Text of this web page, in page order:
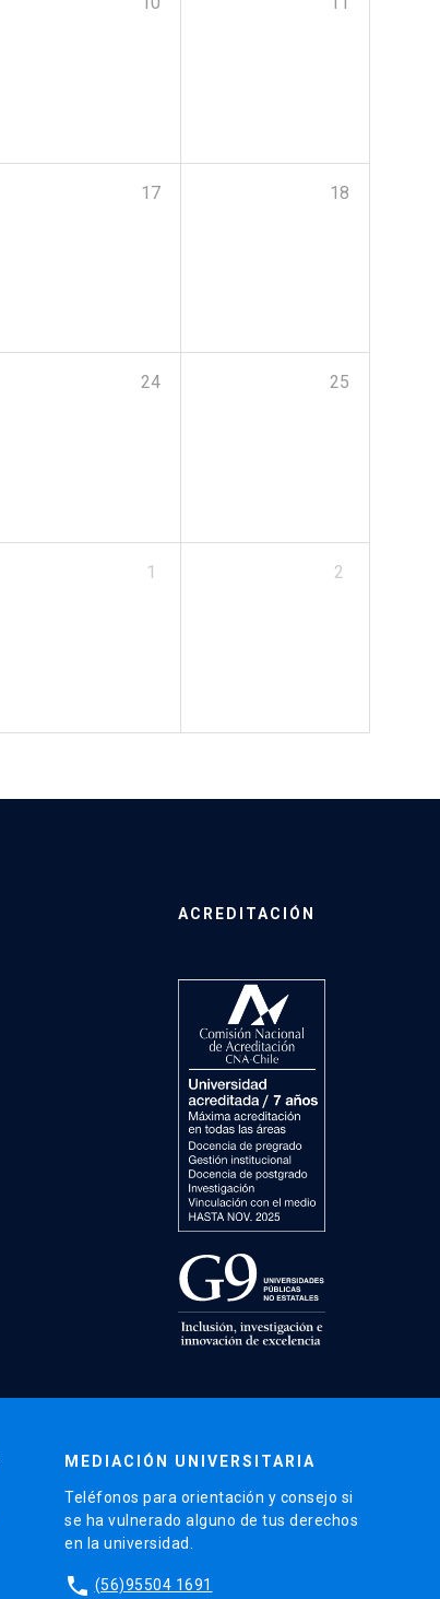
17 18
24 25
1 2
ACREDITACIÓN
MEDIACIÓN UNIVERSITARIA
Teléfonos para orientación y consejo si
se ha vulnerado alguno de tus derechos
en la universidad.
phone (56)95504 1691